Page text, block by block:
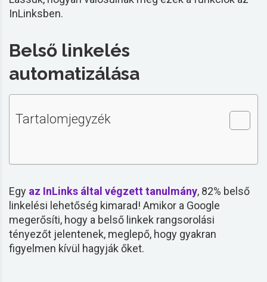
InLinksben.
Belső linkelés
automatizálása
Tartalomjegyzék
Egy az InLinks által végzett tanulmány, 82% belső
linkelési lehetőség kimarad! Amikor a Google
megerősíti, hogy a belső linkek rangsorolási
tényezőt jelentenek, meglepő, hogy gyakran
figyelmen kívül hagyják őket.